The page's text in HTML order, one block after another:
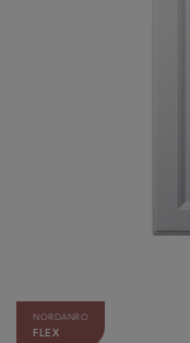
NORDANRO
FLEX